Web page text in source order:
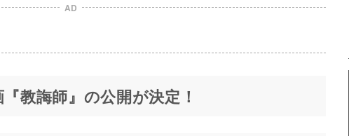
AD
教誨師』の公開が決定！